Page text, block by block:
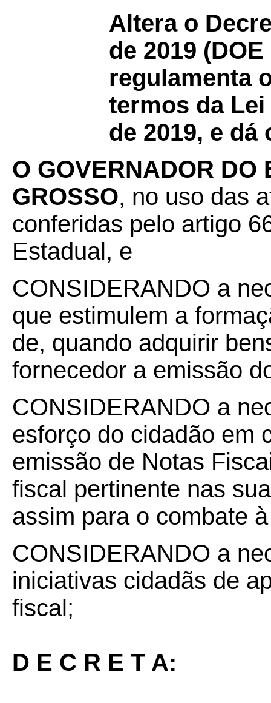
Altera o
de 2019
regulamenta
termos da Lei
de 2019, e
O GOVERNADOR DO
GROSSO, no uso das
conferidas pelo artigo
Estadual, e
CONSIDERANDO a
que estimulem a
de, quando adquirir
fornecedor a emissão
CONSIDERANDO a
esforço do cidadão em
emissão de Notas
fiscal pertinente nas
assim para o combate
CONSIDERANDO a
iniciativas cidadãs de
fiscal;
D E C R E T A: